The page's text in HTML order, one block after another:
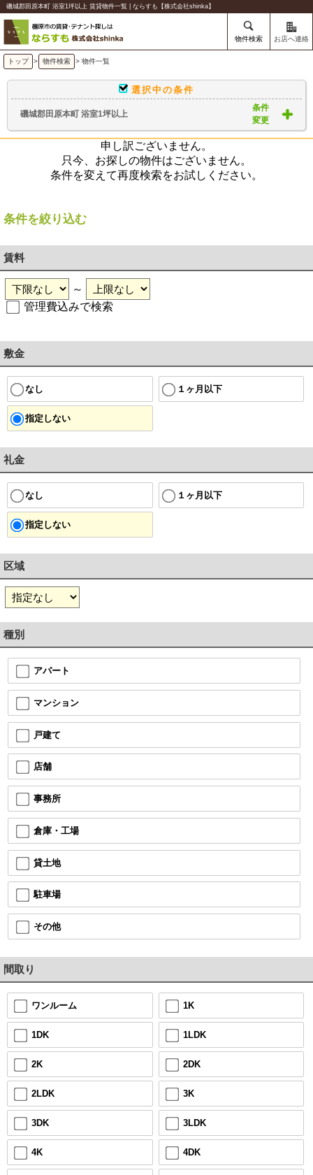
磯城郡田原本町 浴室1坪以上 賃貸物件一覧 | ならすも【株式会社shinka】
物件検索 お店へ連絡
トップ > 物件検索 > 物件一覧
選択中の条件
磯城郡田原本町 浴室1坪以上
条件
変更
申し訳ございません。
只今、お探しの物件はございません。
条件を変えて再度検索をお試しください。
条件を絞り込む
賃料
～
管理費込みで検索
敷金
なし １ヶ月以下
指定しない
礼金
なし １ヶ月以下
指定しない
区域
種別
アパート
マンション
戸建て
店舗
事務所
倉庫・工場
貸土地
駐車場
その他
間取り
ワンルーム 1K
1DK 1LDK
2K 2DK
2LDK 3K
3DK 3LDK
4K 4DK